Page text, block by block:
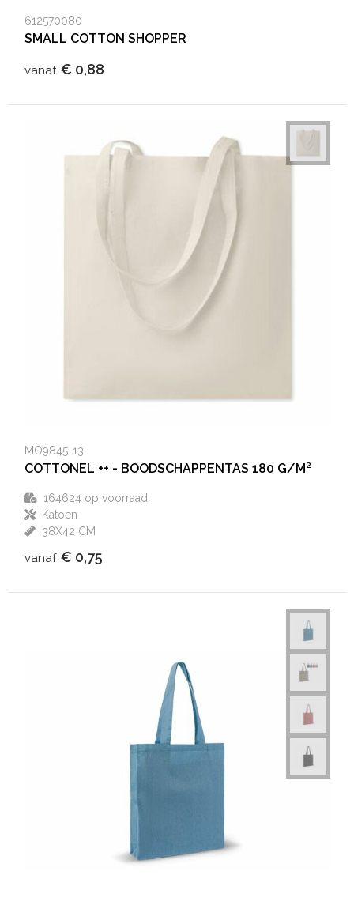
612570080
SMALL COTTON SHOPPER
vanaf € 0,88
MO9845-13
COTTONEL ++ - BOODSCHAPPENTAS 180 G/M²
164624 op voorraad
Katoen
38X42 CM
vanaf € 0,75